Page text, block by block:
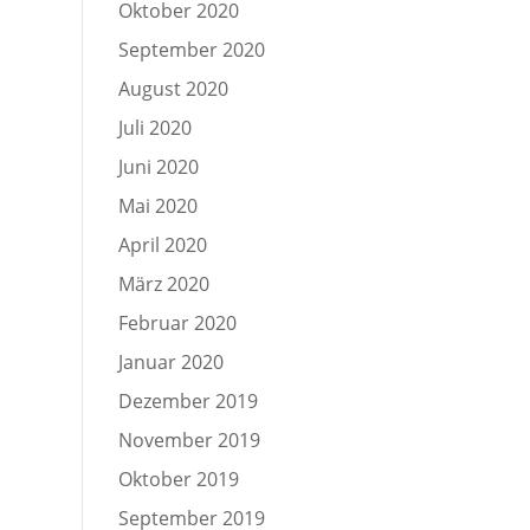
Oktober 2020
September 2020
August 2020
Juli 2020
Juni 2020
Mai 2020
April 2020
März 2020
Februar 2020
Januar 2020
Dezember 2019
November 2019
Oktober 2019
September 2019